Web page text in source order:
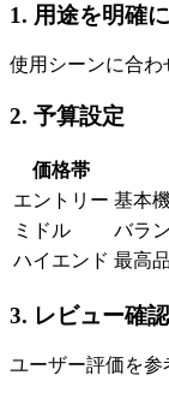
1. 用途を明確に
使用シーンに合わ
2. 予算設定
価格帯
エントリー 基本
ミドル
バラ
ハイエンド 最高
3. レビュー確認
ユーザー評価を参